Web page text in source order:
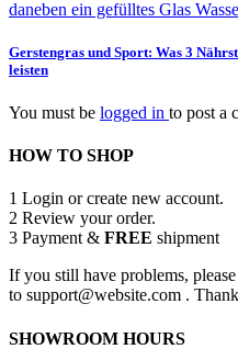
Gerstengras und Sport: Was 3
leisten
You must be logged in to post a
HOW TO SHOP
1 Login or create new account.
2 Review your order.
3 Payment & FREE shipment
If you still have problems,
to support@website.com .
SHOWROOM HOURS